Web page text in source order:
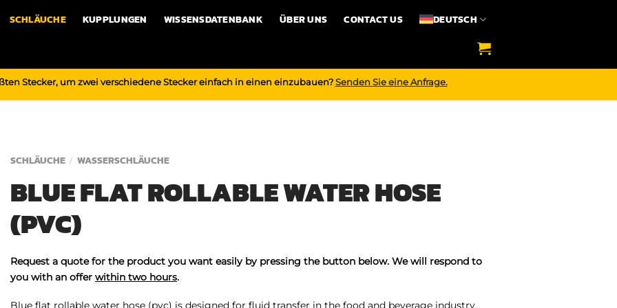
SCHLÄUCHE KUPPLUNGEN WISSENSDATENBANK ÜBER UNS CONTACT US DEUTSCH
Stecker, um zwei verschiedene Stecker einfach in einen einzubauen? Senden Sie eine Anfrage.
SCHLÄUCHE / WASSERSCHLÄUCHE
BLUE FLAT ROLLABLE WATER HOSE
(PVC)
Request a quote for the product you want easily by pressing the button below. We will respond to
you with an offer within two hours.
Blue flat rollable water hose (pvc) is designed for fluid transfer in the food and beverage industry,